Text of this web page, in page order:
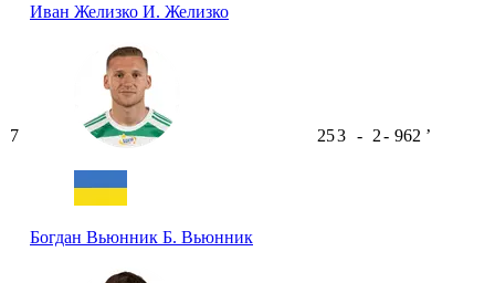
Иван Желизко И. Желизко
7
Богдан Вьюнник Б. Вьюнник
253 - 2- 962 ʼ